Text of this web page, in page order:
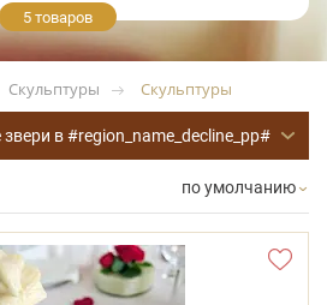
5 товаров
Скульптуры Скульптуры
в #region_name_decline_pp#
по умолчанию